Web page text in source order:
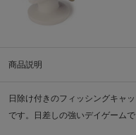
商品説明
日除け付きのフィッシングキャ
です。日差しの強いデイゲームで